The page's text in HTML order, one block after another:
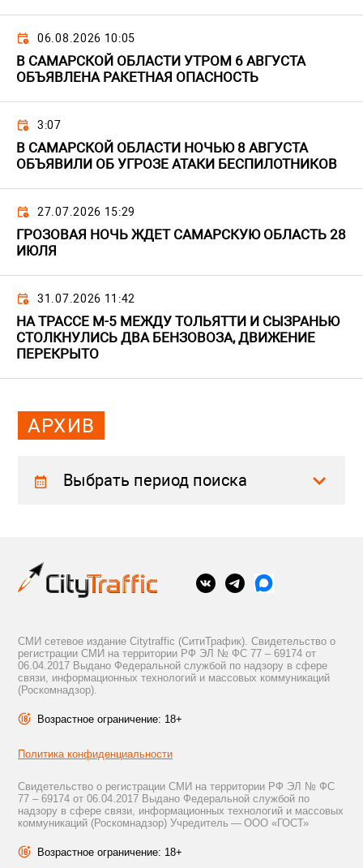
06.08.2026 10:05
В САМАРСКОЙ ОБЛАСТИ УТРОМ 6 АВГУСТА
ОБЪЯВЛЕНА РАКЕТНАЯ ОПАСНОСТЬ
3:07
В САМАРСКОЙ ОБЛАСТИ НОЧЬЮ 8 АВГУСТА
ОБЪЯВИЛИ ОБ УГРОЗЕ АТАКИ БЕСПИЛОТНИКОВ
27.07.2026 15:29
ГРОЗОВАЯ НОЧЬ ЖДЕТ САМАРСКУЮ ОБЛАСТЬ 28
ИЮЛЯ
31.07.2026 11:42
НА ТРАССЕ М-5 МЕЖДУ ТОЛЬЯТТИ И СЫЗРАНЬЮ
СТОЛКНУЛИСЬ ДВА БЕНЗОВОЗА, ДВИЖЕНИЕ
ПЕРЕКРЫТО
АРХИВ
Выбрать период поиска
СМИ сетевое издание Citytraffic (СитиТрафик). Свидетельство о
регистрации СМИ на территории РФ ЭЛ № ФС 77 – 69174 от
06.04.2017 Выдано Федеральной службой по надзору в сфере
связи, информационных технологий и массовых коммуникаций
(Роскомнадзор).
Возрастное ограничение: 18+
Политика конфиденциальности
Свидетельство о регистрации СМИ на территории РФ ЭЛ № ФС
77 – 69174 от 06.04.2017 Выдано Федеральной службой по
надзору в сфере связи, информационных технологий и массовых
коммуникаций (Роскомнадзор) Учредитель — ООО «ГОСТ»
Возрастное ограничение: 18+